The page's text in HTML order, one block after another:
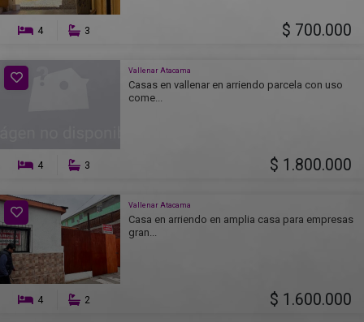
4 3 $ 700.000
Vallenar Atacama
Casas en vallenar en arriendo parcela con uso
come...
4 3 $ 1.800.000
Vallenar Atacama
Casa en arriendo en amplia casa para empresas
gran...
4 2 $ 1.600.000